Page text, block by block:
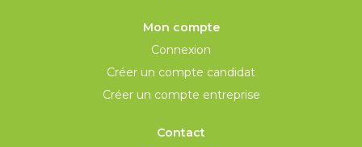
Mon compte
Connexion
Créer un compte candidat
Créer un compte entreprise
Contact